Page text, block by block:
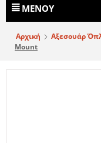
ΜΕΝΟΎ
Αρχική Αξεσουάρ
Mount